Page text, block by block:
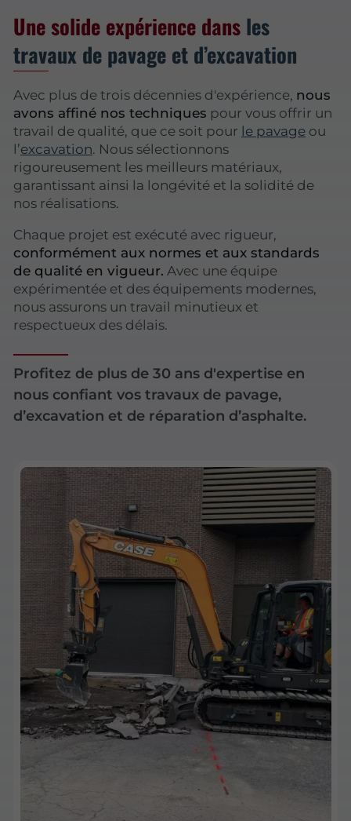
Une solide expérience dans les
travaux de pavage et d’excavation
Avec plus de trois décennies d'expérience, nous
avons affiné nos techniques pour vous offrir un
travail de qualité, que ce soit pour le pavage ou
l’excavation. Nous sélectionnons
rigoureusement les meilleurs matériaux,
garantissant ainsi la longévité et la solidité de
nos réalisations.
Chaque projet est exécuté avec rigueur,
conformément aux normes et aux standards
de qualité en vigueur. Avec une équipe
expérimentée et des équipements modernes,
nous assurons un travail minutieux et
respectueux des délais.
Profitez de plus de 30 ans d'expertise en
nous confiant vos travaux de pavage,
d’excavation et de réparation d’asphalte.